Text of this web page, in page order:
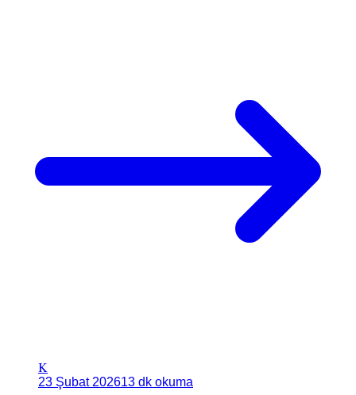
K
23 Şubat 202613 dk okuma